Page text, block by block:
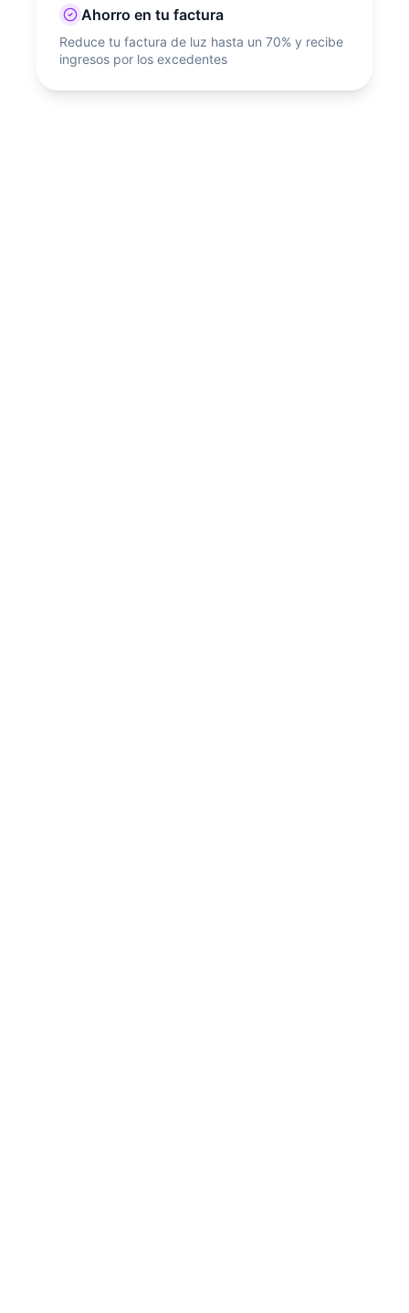
Ahorro en tu factura
Reduce tu factura de luz hasta un 70% y recibe
ingresos por los excedentes